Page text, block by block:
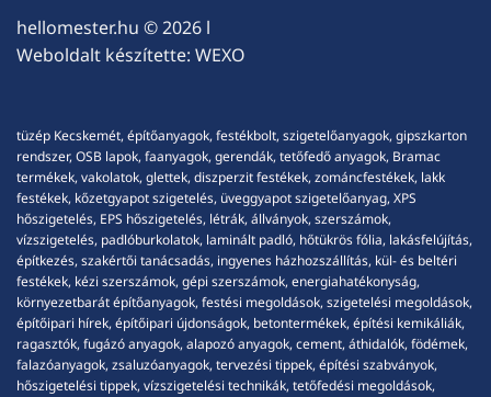
hellomester.hu © 2026 l
Weboldalt készítette: WEXO
tüzép Kecskemét, építőanyagok, festékbolt, szigetelőanyagok, gipszkarton
rendszer, OSB lapok, faanyagok, gerendák, tetőfedő anyagok, Bramac
termékek, vakolatok, glettek, diszperzit festékek, zománcfestékek, lakk
festékek, kőzetgyapot szigetelés, üveggyapot szigetelőanyag, XPS
hőszigetelés, EPS hőszigetelés, létrák, állványok, szerszámok,
vízszigetelés, padlóburkolatok, laminált padló, hőtükrös fólia, lakásfelújítás,
építkezés, szakértői tanácsadás, ingyenes házhozszállítás, kül- és beltéri
festékek, kézi szerszámok, gépi szerszámok, energiahatékonyság,
környezetbarát építőanyagok, festési megoldások, szigetelési megoldások,
építőipari hírek, építőipari újdonságok, betontermékek, építési kemikáliák,
ragasztók, fugázó anyagok, alapozó anyagok, cement, áthidalók, födémek,
falazóanyagok, zsaluzóanyagok, tervezési tippek, építési szabványok,
hőszigetelési tippek, vízszigetelési technikák, tetőfedési megoldások,